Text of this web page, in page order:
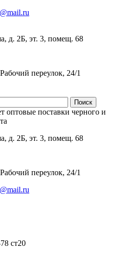
д. 2Б, эт. 3, помещ. 68
переулок, 24/1
Поиск
оптовые поставки черного и
д. 2Б, эт. 3, помещ. 68
переулок, 24/1
ст20